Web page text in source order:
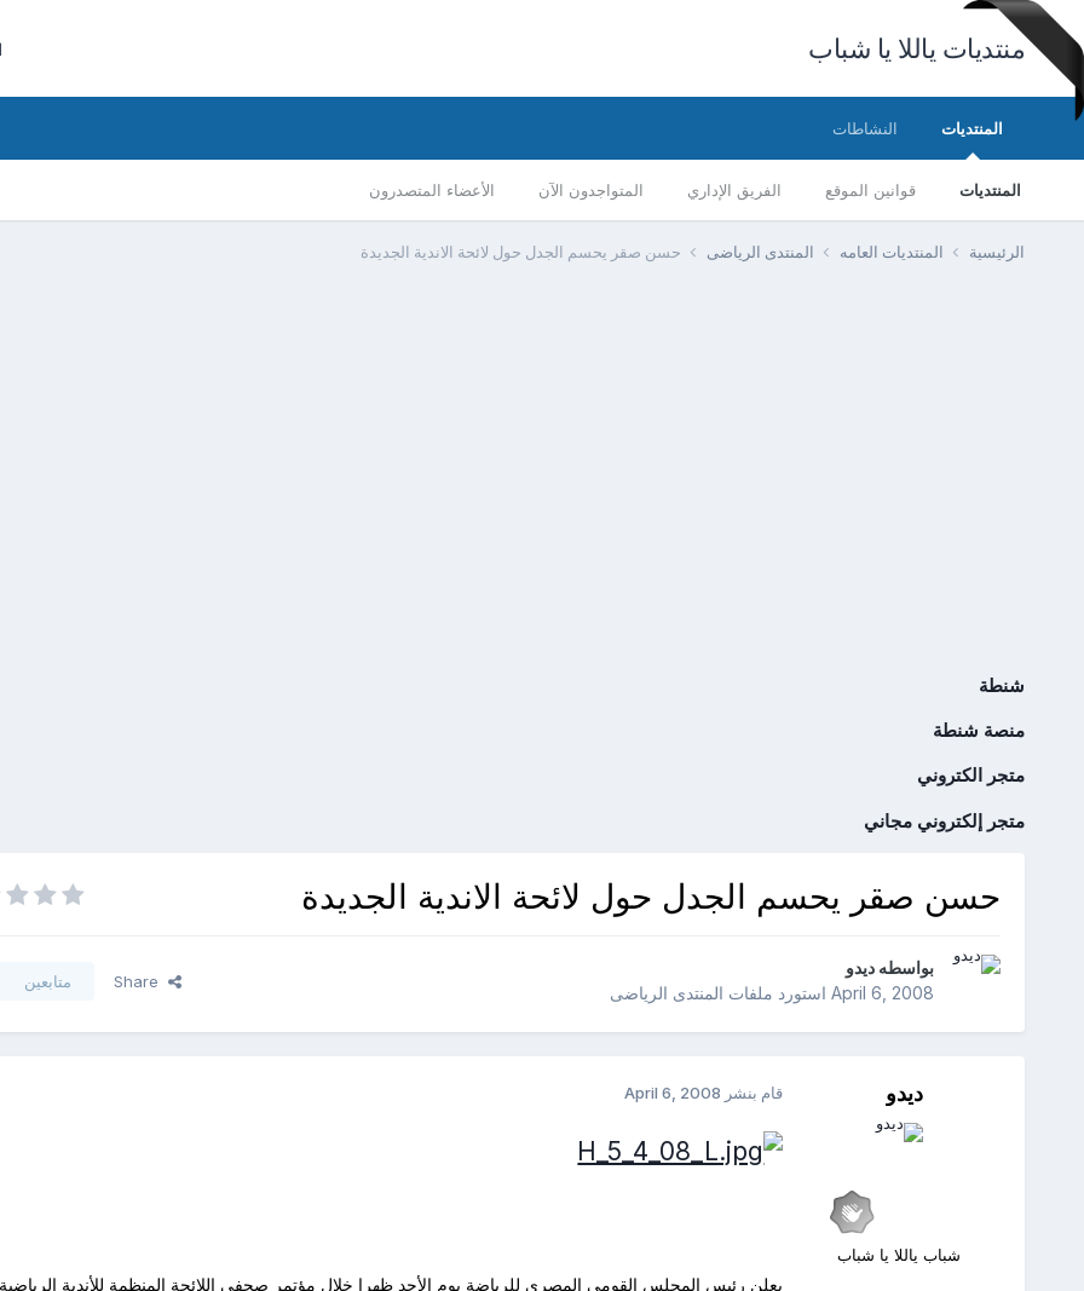
منتديات ياللا يا شباب
المنتديات
المنتديات قوانين الموقع الفريق الإداري المتواجدون الآن الأعضاء المتصدرون
النشاطات
الرئيسية المنتديات العامه المنتدى الرياضى حسن صقر يحسم الجدل حول لائحة الاندية الجديدة
شنطة
منصة شنطة
متجر الكتروني
متجر إلكتروني مجاني
حسن صقر يحسم الجدل حول لائحة الاندية الجديدة
بواسطه ديدو
April 6, 2008استورد ملفات المنتدى الرياضى
Share متابعين
ديدو
شباب ياللا يا شباب
قام بنشر April 6, 2008
يعلن رئيس المجلس القومي المصري للرياضة يوم الأحد ظهرا خلال مؤتمر صحفي اللائحة المنظمة للأندية